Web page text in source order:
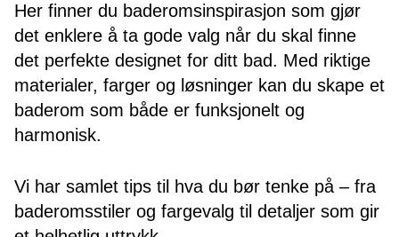
Her finner du baderomsinspirasjon som gjør
det enklere å ta gode valg når du skal finne
det perfekte designet for ditt bad. Med riktige
materialer, farger og løsninger kan du skape et
baderom som både er funksjonelt og
harmonisk.
Vi har samlet tips til hva du bør tenke på – fra
baderomsstiler og fargevalg til detaljer som gir